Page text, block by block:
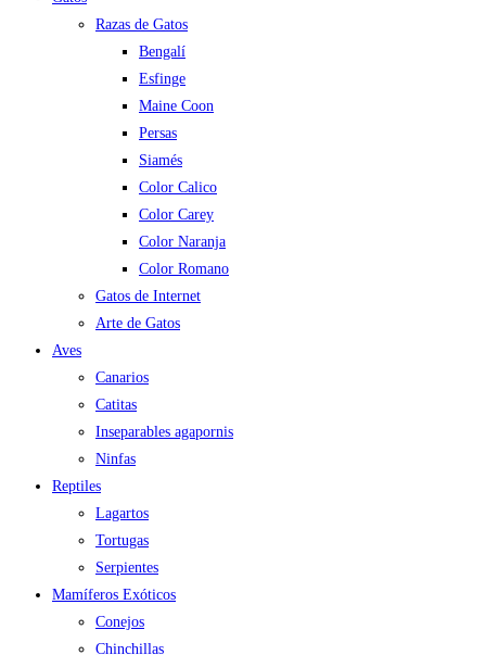
Razas de Gatos
Bengalí
Esfinge
Maine Coon
Persas
Siamés
Color Calico
Color Carey
Color Naranja
Color Romano
Gatos de Internet
Arte de Gatos
Aves
Canarios
Catitas
Inseparables agapornis
Ninfas
Reptiles
Lagartos
Tortugas
Serpientes
Mamíferos Exóticos
Conejos
Chinchillas